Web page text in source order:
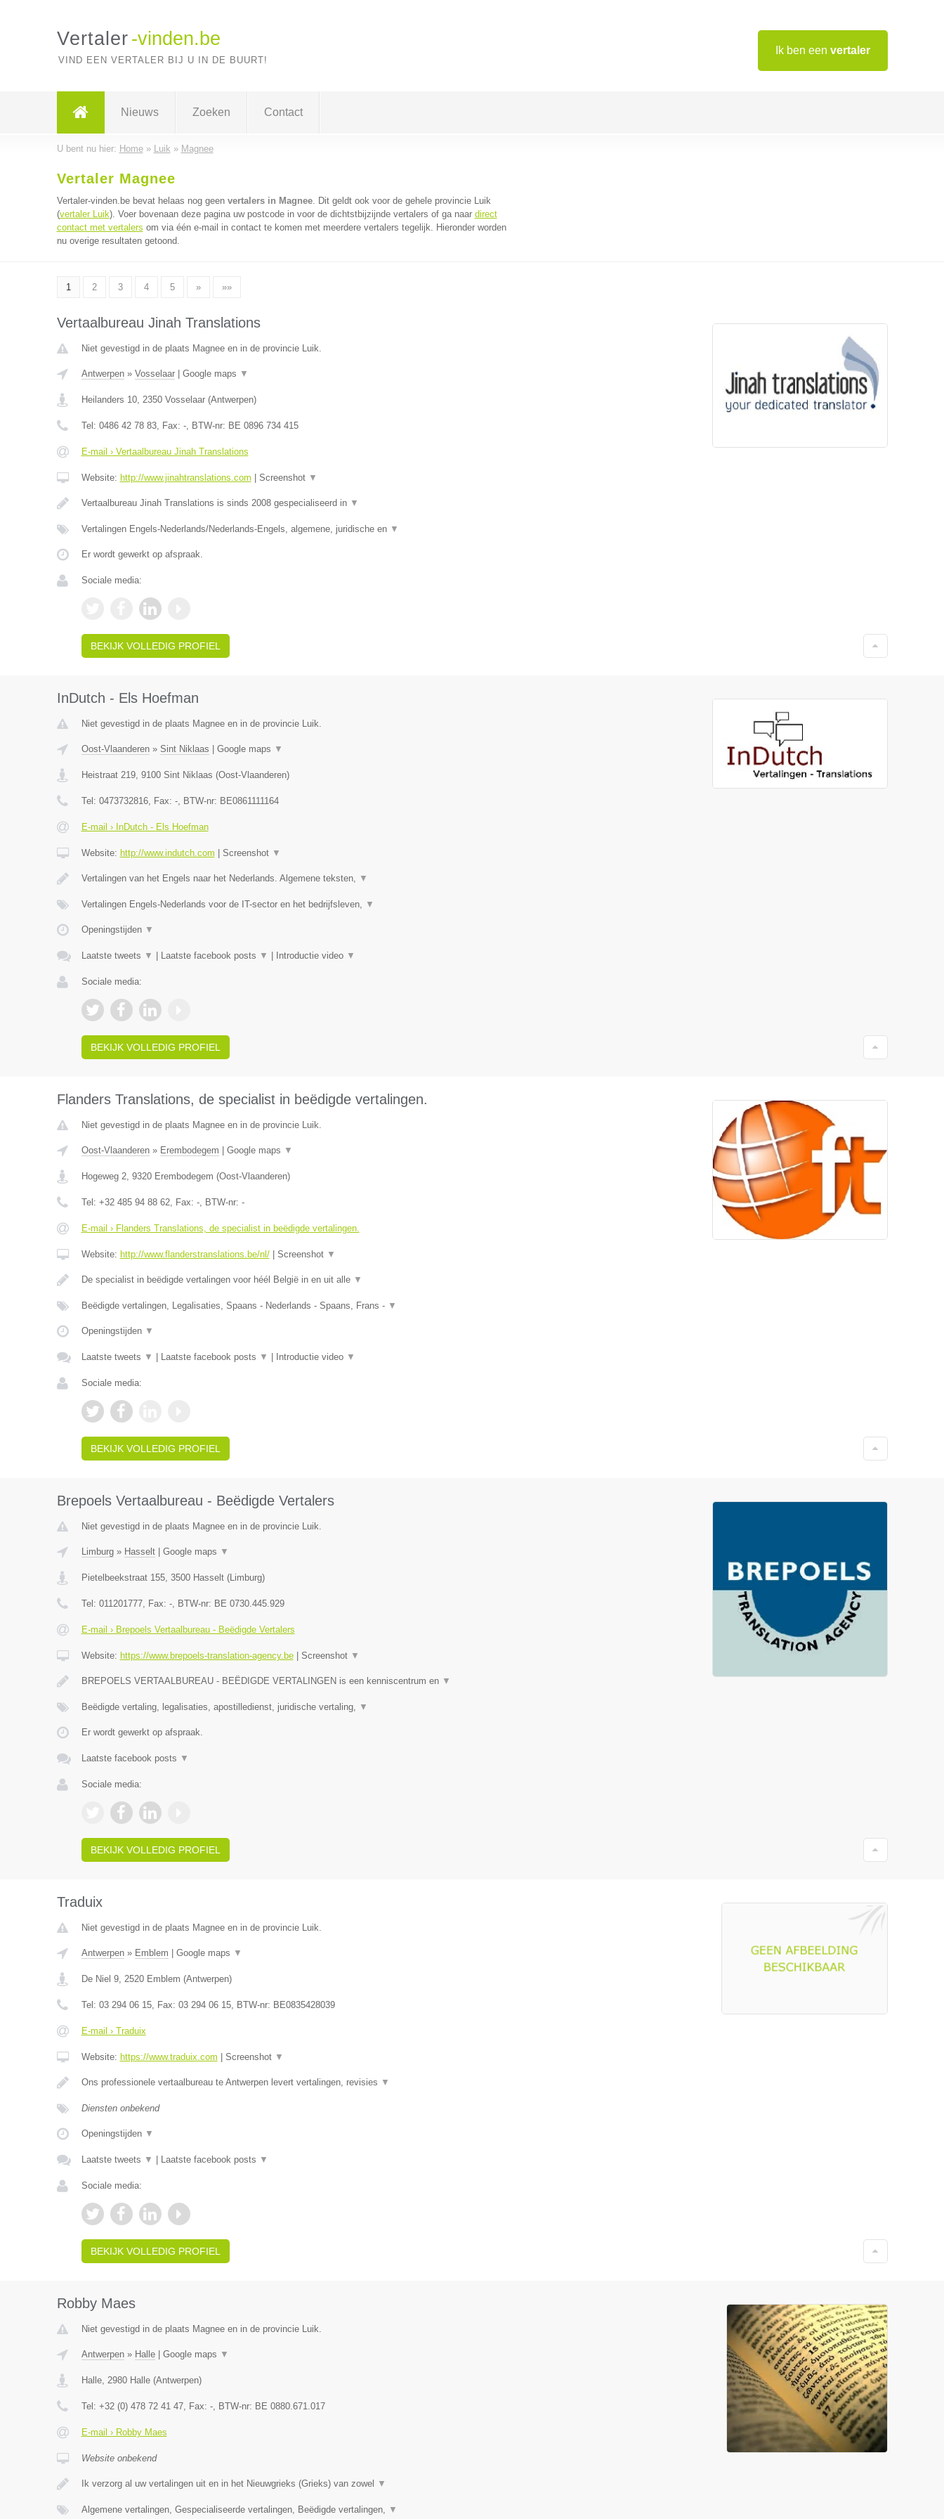
Ik ben een vertaler
Vertaler -vinden.be
VIND EEN VERTALER BIJ U IN DE BUURT!
Nieuws Zoeken Contact
U bent nu hier: Home» Luik » Magnee
Vertaler Magnee
Vertaler-vinden.be bevat helaas nog geen vertalers in Magnee. Dit geldt ook voor de gehele provincie Luik
(vertaler Luik). Voer bovenaan deze pagina uw postcode in voor de dichtstbijzijnde vertalers of ga naar direct
contact met vertalers om via één e-mail in contact te komen met meerdere vertalers tegelijk. Hieronder worden
nu overige resultaten getoond.
1 2 3 4 5 » »»
Vertaalbureau Jinah Translations
Niet gevestigd in de plaats Magnee en in de provincie Luik.
Antwerpen» Vosselaar| Google maps ▼
Heilanders 10, 2350 Vosselaar(Antwerpen)
Tel: 0486 42 78 83, Fax: -, BTW-nr: BE 0896 734 415
E-mail › Vertaalbureau Jinah Translations
Website: http://www.jinahtranslations.com Screenshot ▼
Vertaalbureau Jinah Translations is sinds 2008 gespecialiseerd in ▼
Vertalingen Engels-Nederlands/Nederlands-Engels, algemene, juridische en ▼
Er wordt gewerkt op afspraak.
Sociale media:
BEKIJK VOLLEDIG PROFIEL
InDutch - Els Hoefman
Niet gevestigd in de plaats Magnee en in de provincie Luik.
Oost-Vlaanderen» Sint Niklaas Google maps ▼
Heistraat 219, 9100 Sint Niklaas (Oost-Vlaanderen)
Tel: 0473732816, Fax: -, BTW-nr: BE0861111164
E-mail › InDutch - Els Hoefman
Website: http://www.indutch.com Screenshot ▼
Vertalingen van het Engels naar het Nederlands. Algemene teksten, ▼
Vertalingen Engels-Nederlands voor de IT-sector en het bedrijfsleven, ▼
Openingstijden ▼
Laatste tweets ▼ Laatste facebook posts ▼ Introductie video ▼
Sociale media:
BEKIJK VOLLEDIG PROFIEL
Flanders Translations, de specialist in beëdigde vertalingen.
Niet gevestigd in de plaats Magnee en in de provincie Luik.
Oost-Vlaanderen» Erembodegem Google maps ▼
Hogeweg 2, 9320 Erembodegem (Oost-Vlaanderen)
Tel: +32 485 94 88 62, Fax: -, BTW-nr: -
E-mail › Flanders Translations, de specialist in beëdigde vertalingen.
Website: http://www.flanderstranslations.be/nl/| Screenshot ▼
De specialist in beëdigde vertalingen voor héél België in en uit alle ▼
Beëdigde vertalingen, Legalisaties, Spaans - Nederlands - Spaans, Frans - ▼
Openingstijden ▼
Laatste tweets ▼ Laatste facebook posts ▼ Introductie video ▼
Sociale media:
BEKIJK VOLLEDIG PROFIEL
Brepoels Vertaalbureau - Beëdigde Vertalers
Niet gevestigd in de plaats Magnee en in de provincie Luik.
Limburg» Hasselt| Google maps ▼
Pietelbeekstraat 155, 3500 Hasselt(Limburg)
Tel: 011201777, Fax: -, BTW-nr: BE 0730.445.929
E-mail › Brepoels Vertaalbureau - Beëdigde Vertalers
Website: https://www.brepoels-translation-agency.be| Screenshot ▼
BREPOELS VERTAALBUREAU - BEËDIGDE VERTALINGEN is een kenniscentrum en ▼
Beëdigde vertaling, legalisaties, apostilledienst, juridische vertaling, ▼
Er wordt gewerkt op afspraak.
Laatste facebook posts ▼
Sociale media:
BEKIJK VOLLEDIG PROFIEL
Traduix
Niet gevestigd in de plaats Magnee en in de provincie Luik.
Antwerpen» Emblem Google maps ▼
De Niel 9, 2520 Emblem (Antwerpen)
Tel: 03 294 06 15, Fax: 03 294 06 15, BTW-nr: BE0835428039
E-mail › Traduix
Website: https://www.traduix.com Screenshot ▼
Ons professionele vertaalbureau te Antwerpen levert vertalingen, revisies ▼
Diensten onbekend
Openingstijden ▼
Laatste tweets ▼ Laatste facebook posts ▼
Sociale media:
BEKIJK VOLLEDIG PROFIEL
Robby Maes
Niet gevestigd in de plaats Magnee en in de provincie Luik.
Antwerpen» Halle| Google maps ▼
Halle, 2980 Halle(Antwerpen)
Tel: +32 (0) 478 72 41 47, Fax: -, BTW-nr: BE 0880.671.017
E-mail › Robby Maes
Website onbekend
Ik verzorg al uw vertalingen uit en in het Nieuwgrieks (Grieks) van zowel ▼
Algemene vertalingen, Gespecialiseerde vertalingen, Beëdigde vertalingen, ▼